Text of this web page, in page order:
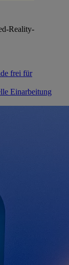
Reality-
frei für
Einarbeitung